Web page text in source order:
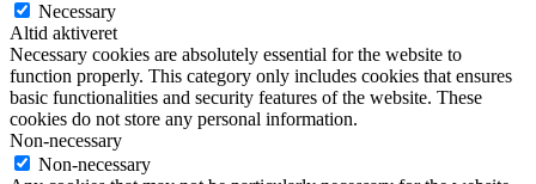
Necessary
Altid aktiveret
Necessary cookies are absolutely essential for the website to
function properly. This category only includes cookies that ensures
basic functionalities and security features of the website. These
cookies do not store any personal information.
Non-necessary
Non-necessary